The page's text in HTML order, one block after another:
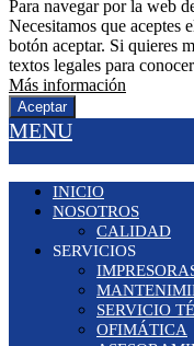
Para navegar por la web
Necesitamos que aceptes
botón aceptar. Si quieres
textos legales para
Más información
Aceptar
MENU
INICIO
NOSOTROS
CALIDAD
SERVICIOS
SERVICIO
OFIMÁTICA